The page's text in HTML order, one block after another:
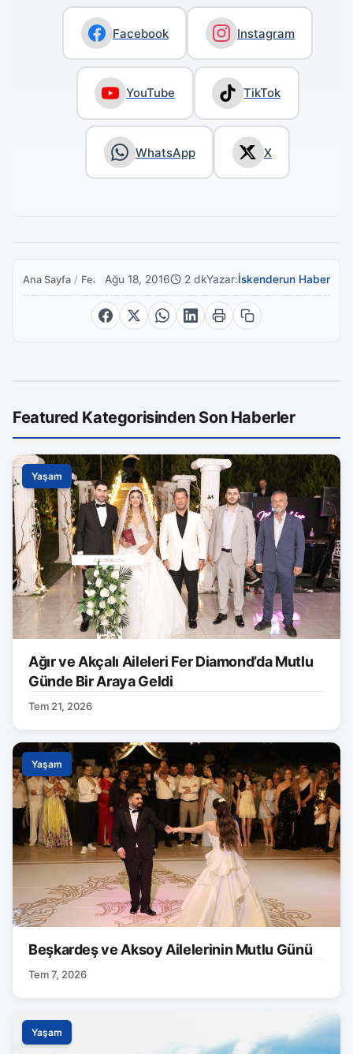
Facebook Instagram
YouTube TikTok
WhatsApp X
Ana Sayfa / FeaturedAğu 18, 2016 2 dkYazar:İskenderun Haber
Featured Kategorisinden Son Haberler
Yaşam
Ağır ve Akçalı Aileleri Fer Diamond’da Mutlu
Günde Bir Araya Geldi
Tem 21, 2026
Yaşam
Beşkardeş ve Aksoy Ailelerinin Mutlu Günü
Tem 7, 2026
Yaşam